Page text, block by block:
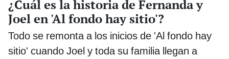
¿Cuál es la historia de Fernanda y
Joel en 'Al fondo hay sitio'?
Todo se remonta a los inicios de 'Al fondo hay
sitio' cuando Joel y toda su familia llegan a